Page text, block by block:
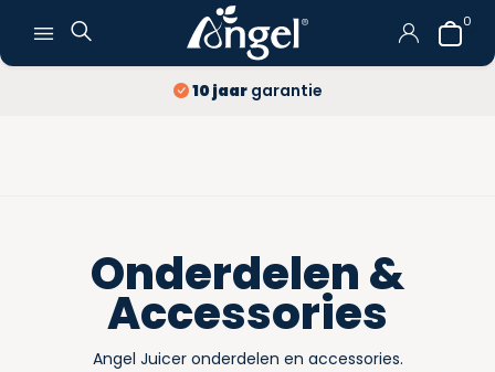
0
Onderdelen &
Accessories
Angel Juicer onderdelen en accessories.